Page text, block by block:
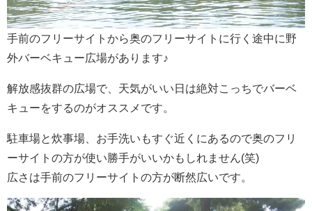
手前のフリーサイトから奥のフリーサイトに行く途中に野
外バーベキュー広場があります♪
解放感抜群の広場で、天気がいい日は絶対こっちでバーベ
キューをするのがオススメです。
駐車場と炊事場、お手洗いもすぐ近くにあるので奥のフリ
ーサイトの方が使い勝手がいいかもしれません(笑)
広さは手前のフリーサイトの方が断然広いです。